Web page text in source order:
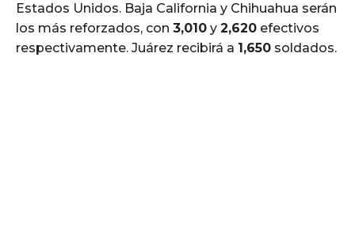
Estados Unidos. Baja California y Chihuahua serán
los más reforzados, con 3,010 y 2,620 efectivos
respectivamente. Juárez recibirá a 1,650 soldados.